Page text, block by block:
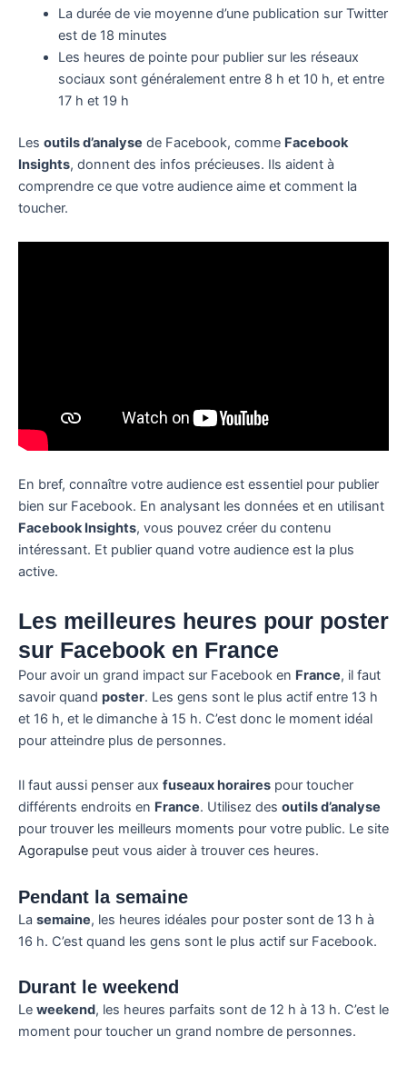
La durée de vie moyenne d’une publication sur Twitter
est de 18 minutes
Les heures de pointe pour publier sur les réseaux
sociaux sont généralement entre 8 h et 10 h, et entre
17 h et 19 h
Les outils d’analyse de Facebook, comme Facebook
Insights, donnent des infos précieuses. Ils aident à
comprendre ce que votre audience aime et comment la
toucher.
En bref, connaître votre audience est essentiel pour publier
bien sur Facebook. En analysant les données et en utilisant
Facebook Insights, vous pouvez créer du contenu
intéressant. Et publier quand votre audience est la plus
active.
Les meilleures heures pour poster
sur Facebook en France
Pour avoir un grand impact sur Facebook en France, il faut
savoir quand poster. Les gens sont le plus actif entre 13 h
et 16 h, et le dimanche à 15 h. C’est donc le moment idéal
pour atteindre plus de personnes.
Il faut aussi penser aux fuseaux horaires pour toucher
différents endroits en France. Utilisez des outils d’analyse
pour trouver les meilleurs moments pour votre public. Le site
Agorapulse peut vous aider à trouver ces heures.
Pendant la semaine
La semaine, les heures idéales pour poster sont de 13 h à
16 h. C’est quand les gens sont le plus actif sur Facebook.
Durant le weekend
Le weekend, les heures parfaits sont de 12 h à 13 h. C’est le
moment pour toucher un grand nombre de personnes.